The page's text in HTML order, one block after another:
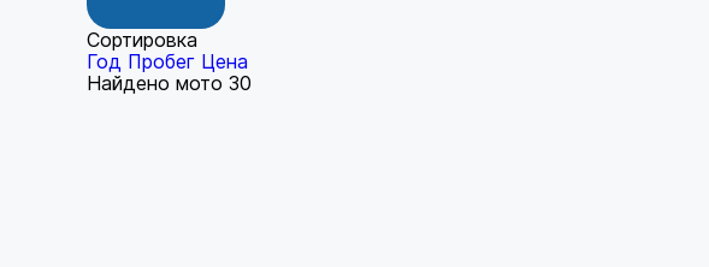
Сортировка
Год Пробег Цена
Найдено мото 30